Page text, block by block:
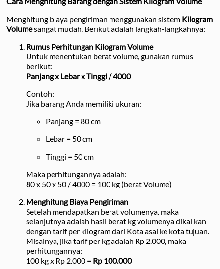
Menghitung biaya pengiriman menggunakan sistem Kilogram
Volumesangat mudah. Berikut adalah langkah-langkahnya:
Rumus Perhitungan Kilogram Volume
Untuk menentukan berat volume, gunakan rumus
berikut:
Panjang x Lebar x Tinggi / 4000
Contoh:
Jika barang Anda memiliki ukuran:
Panjang = 80 cm
Lebar = 50 cm
Tinggi = 50 cm
Maka perhitungannya adalah:
80 x 50 x 50 / 4000 = 100 kg (berat Volume)
Menghitung Biaya Pengiriman
Setelah mendapatkan berat volumenya, maka
selanjutnya adalah hasil berat kg volumenya dikalikan
dengan tarif per kilogram dari Kota asal ke kota tujuan.
Misalnya, jika tarif per kg adalah Rp 2.000, maka
perhitungannya:
100 kg x Rp 2.000 = Rp 100.000